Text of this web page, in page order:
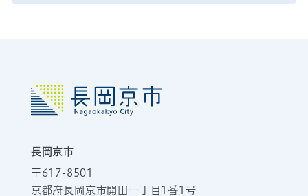
長岡京市
〒617-8501
京都府長岡京市開田一丁目1番1号